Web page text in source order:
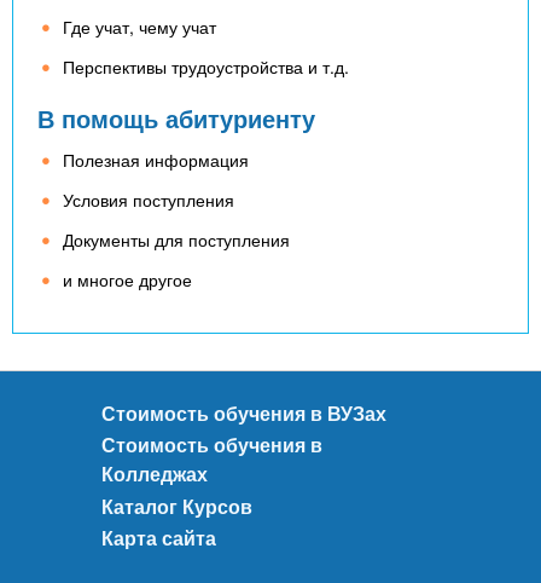
Где учат, чему учат
Перспективы трудоустройства и т.д.
В помощь абитуриенту
Полезная информация
Условия поступления
Документы для поступления
и многое другое
Стоимость обучения в ВУЗах
Стоимость обучения в
Колледжах
Каталог Курсов
Карта сайта